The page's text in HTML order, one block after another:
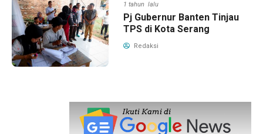
1 tahun lalu
Pj Gubernur Banten Tinjau
TPS di Kota Serang
Redaksi